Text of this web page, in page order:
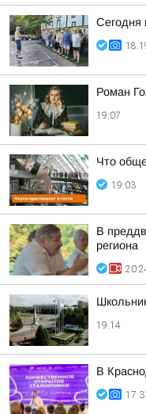
Сегодня
Роман
19:07
Что
19:03
В
региона
19:14
В
17:31